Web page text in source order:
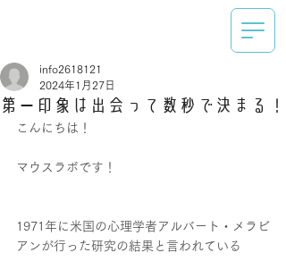
第一印象は出会って数秒で決まる！
info2618121
2024年1月27日
こんにちは！
マウスラボです！
1971年に米国の心理学者アルバート・メラビ
アンが行った研究の結果と言われている